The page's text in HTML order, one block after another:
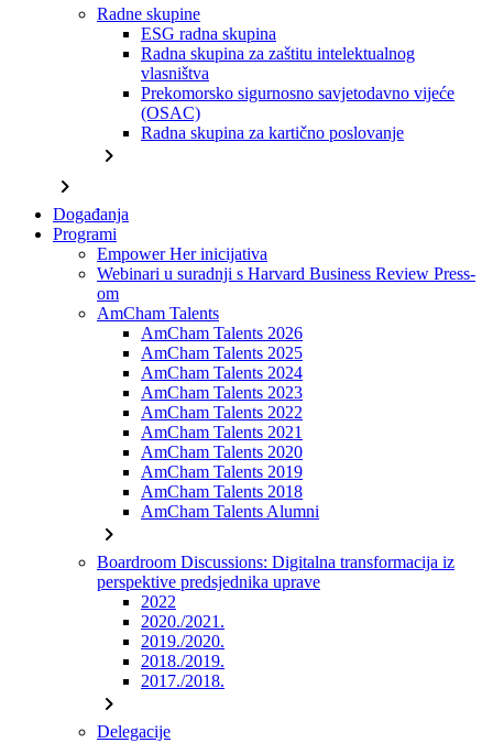
Radne skupine
ESG radna skupina
Radna skupina za zaštitu intelektualnog
vlasništva
Prekomorsko sigurnosno savjetodavno vijeće
(OSAC)
Radna skupina za kartično poslovanje
chevron_right
chevron_right
Događanja
Programi
Empower Her inicijativa
Webinari u suradnji s Harvard Business Review Press-
om
AmCham Talents
AmCham Talents 2026
AmCham Talents 2025
AmCham Talents 2024
AmCham Talents 2023
AmCham Talents 2022
AmCham Talents 2021
AmCham Talents 2020
AmCham Talents 2019
AmCham Talents 2018
AmCham Talents Alumni
chevron_right
Boardroom Discussions: Digitalna transformacija iz
perspektive predsjednika uprave
2022
2020./2021.
2019./2020.
2018./2019.
2017./2018.
chevron_right
Delegacije